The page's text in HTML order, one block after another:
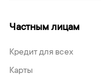
Частным лицам
Кредит для всех
Карты